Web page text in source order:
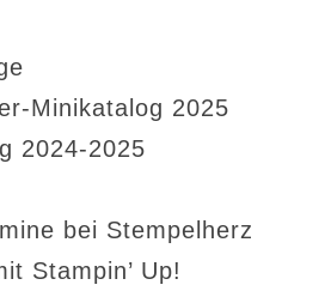
Minikatalog 2025
2024-2025
bei Stempelherz
Stampin’ Up!